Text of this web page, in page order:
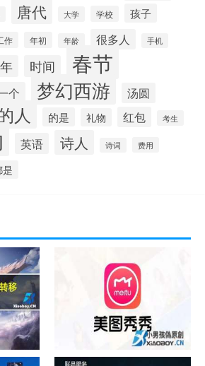
唐代 大学 学校 孩子
作 年初 年龄 很多人 手机
时间 春节
个 梦幻西游 汤圆
人 的是 礼物 红包 考生
英语 诗人 诗词 费用
是
怎样给照片换背景